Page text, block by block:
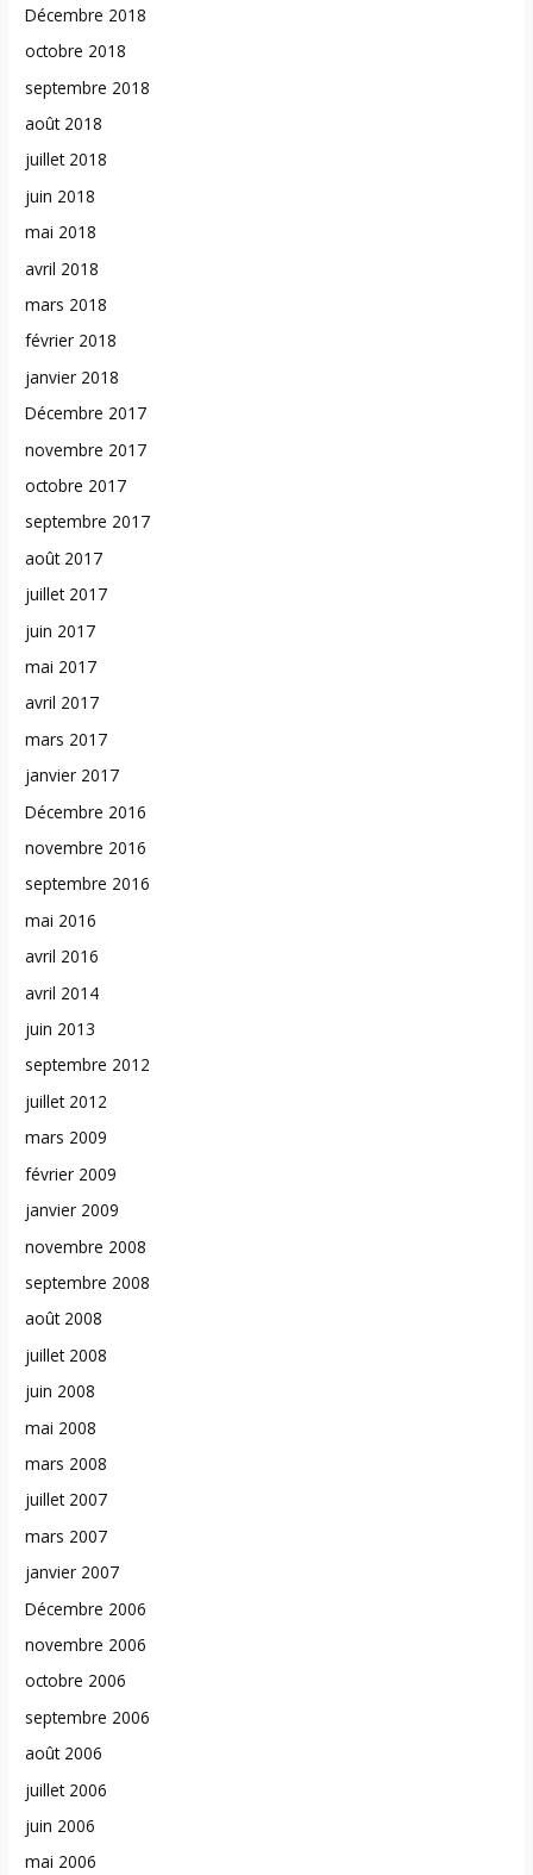
Décembre 2018
octobre 2018
septembre 2018
août 2018
juillet 2018
juin 2018
mai 2018
avril 2018
mars 2018
février 2018
janvier 2018
Décembre 2017
novembre 2017
octobre 2017
septembre 2017
août 2017
juillet 2017
juin 2017
mai 2017
avril 2017
mars 2017
janvier 2017
Décembre 2016
novembre 2016
septembre 2016
mai 2016
avril 2016
avril 2014
juin 2013
septembre 2012
juillet 2012
mars 2009
février 2009
janvier 2009
novembre 2008
septembre 2008
août 2008
juillet 2008
juin 2008
mai 2008
mars 2008
juillet 2007
mars 2007
janvier 2007
Décembre 2006
novembre 2006
octobre 2006
septembre 2006
août 2006
juillet 2006
juin 2006
mai 2006